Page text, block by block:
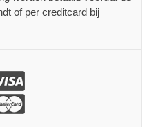
of per creditcard bij